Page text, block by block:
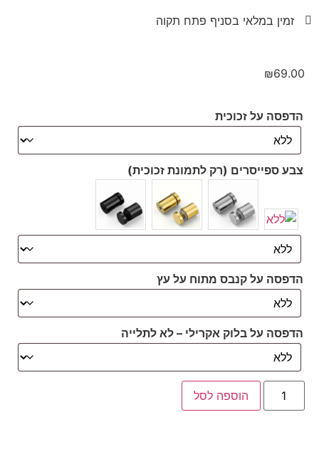
זמין במלאי בסניף פתח תקוה
₪69.00
הדפסה על זכוכית
צבע ספייסרים (רק לתמונת זכוכית)
הדפסה על קנבס מתוח על עץ
הדפסה על בלוק אקרילי – לא לתלייה
הוספה לסל